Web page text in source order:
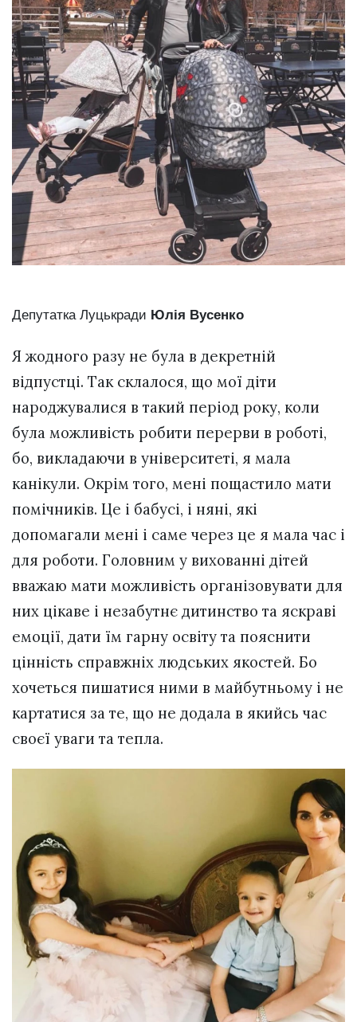
Депутатка Луцькради Юлія Вусенко
Я жодного разу не була в декретній
відпустці. Так склалося, що мої діти
народжувалися в такий період року, коли
була можливість робити перерви в роботі,
бо, викладаючи в університеті, я мала
канікули. Окрім того, мені пощастило мати
помічників. Це і бабусі, і няні, які
допомагали мені і саме через це я мала час і
для роботи. Головним у вихованні дітей
вважаю мати можливість організовувати для
них цікаве і незабутнє дитинство та яскраві
емоції, дати їм гарну освіту та пояснити
цінність справжніх людських якостей. Бо
хочеться пишатися ними в майбутньому і не
картатися за те, що не додала в якийсь час
своєї уваги та тепла.